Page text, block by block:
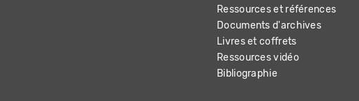
Ressources et références
Documents d'archives
Livres et coffrets
Ressources vidéo
Bibliographie